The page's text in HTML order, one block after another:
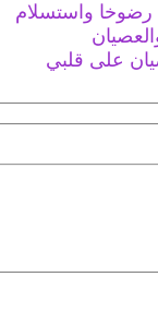
رضوخا واستسلام
على قلبي